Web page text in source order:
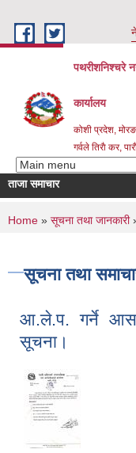
पथरीशनिश्चरे
कार्यालय
कोशी प्रदेश,
गर्वले तिराै कर,
ताजा समाचार
You are
Home » सूचना तथा जानकारी
सूचना तथा
आ.ले.प. गर्ने
सूचना।